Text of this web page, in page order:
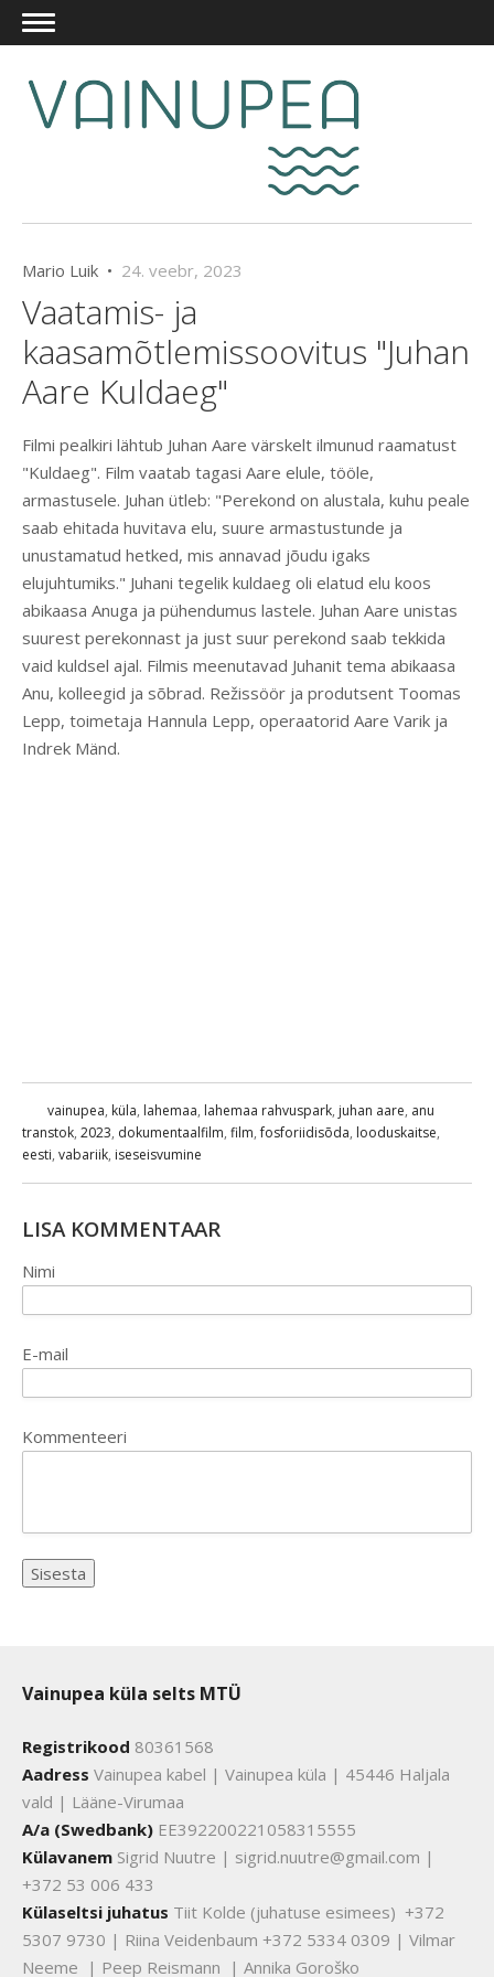
Mario Luik • 24. veebr, 2023
Vaatamis- ja
kaasamõtlemissoovitus "Juhan
Aare Kuldaeg"
Filmi pealkiri lähtub Juhan Aare värskelt ilmunud raamatust
"Kuldaeg". Film vaatab tagasi Aare elule, tööle,
armastusele. Juhan ütleb: "Perekond on alustala, kuhu peale
saab ehitada huvitava elu, suure armastustunde ja
unustamatud hetked, mis annavad jõudu igaks
elujuhtumiks." Juhani tegelik kuldaeg oli elatud elu koos
abikaasa Anuga ja pühendumus lastele. Juhan Aare unistas
suurest perekonnast ja just suur perekond saab tekkida
vaid kuldsel ajal. Filmis meenutavad Juhanit tema abikaasa
Anu, kolleegid ja sõbrad. Režissöör ja produtsent Toomas
Lepp, toimetaja Hannula Lepp, operaatorid Aare Varik ja
Indrek Mänd.
vainupea, küla, lahemaa, lahemaa rahvuspark, juhan aare, anu
transtok, 2023, dokumentaalfilm, film,fosforiidisõda, looduskaitse,
eesti, vabariik, iseseisvumine
LISA KOMMENTAAR
Nimi
E-mail
Kommenteeri
Vainupea küla selts MTÜ
Registrikood 80361568
Aadress Vainupea kabel | Vainupea küla | 45446 Haljala
vald | Lääne-Virumaa
A/a (Swedbank) EE392200221058315555
Külavanem Sigrid Nuutre | sigrid.nuutre@gmail.com |
+372 53 006 433
Külaseltsi juhatus Tiit Kolde (juhatuse esimees) +372
5307 9730 | Riina Veidenbaum +372 5334 0309 | Vilmar
Neeme | Peep Reismann | Annika Goroško